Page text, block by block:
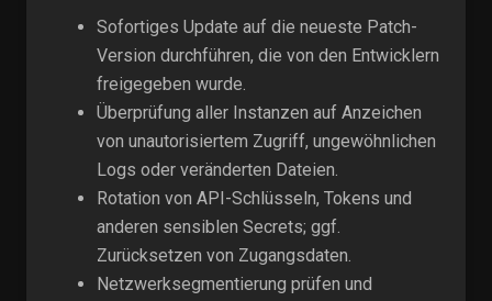
Sofortiges Update auf die neueste Patch-
Version durchführen, die von den Entwicklern
freigegeben wurde.
Überprüfung aller Instanzen auf Anzeichen
von unautorisiertem Zugriff, ungewöhnlichen
Logs oder veränderten Dateien.
Rotation von API-Schlüsseln, Tokens und
anderen sensiblen Secrets; ggf.
Zurücksetzen von Zugangsdaten.
Netzwerksegmentierung prüfen und